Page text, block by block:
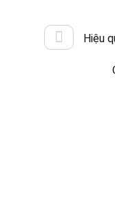
Hiệu